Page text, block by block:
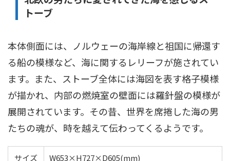
トーブ
本体側面には、ノルウェーの海岸線と祖国に帰還す
る船の模様など、海に関するレリーフが施されてい
ます。また、ストーブ全体には海図を表す格子模様
が描かれ、内部の燃焼室の壁面には羅針盤の模様が
展開されています。その昔、世界を席捲した海の男
たちの魂が、時を越えて伝わってくるようです。
サイズ W653×H727×D605(mm)